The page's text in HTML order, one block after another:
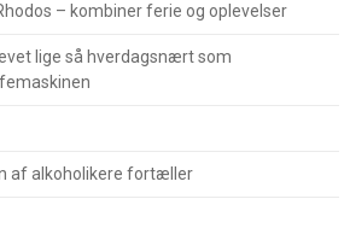
– kombiner ferie og oplevelser
lige så hverdagsnært som
af alkoholikere fortæller